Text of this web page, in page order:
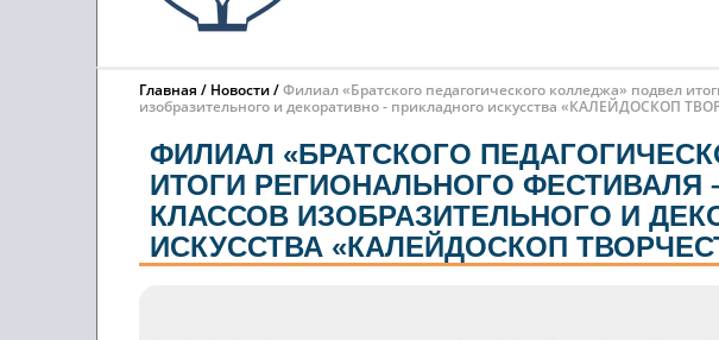
Главная Новости
Филиал «Братского педагогического колледжа» подвел
изобразительного и декоративно - прикладного искусства «КАЛЕЙДОСКОП
ФИЛИАЛ «БРАТСКОГО
ИТОГИ РЕГИОНАЛЬНОГО ФЕСТИВАЛЯ
КЛАССОВ ИЗОБРАЗИТЕЛЬНОГО И
ИСКУССТВА «КАЛЕЙДОСКОП